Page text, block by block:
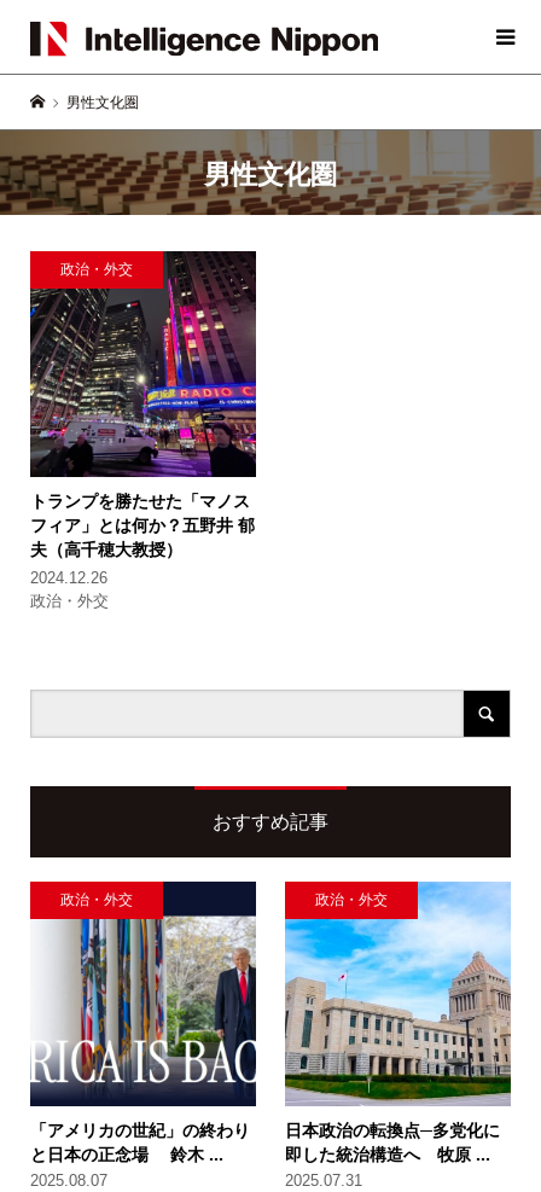
男性文化圏
男性文化圏
政治・外交
トランプを勝たせた「マノス
フィア」とは何か？五野井 郁
夫（高千穂大教授）
2024.12.26
政治・外交
おすすめ記事
政治・外交
「アメリカの世紀」の終わり
と日本の正念場 鈴木 ...
2025.08.07
政治・外交
日本政治の転換点─多党化に
即した統治構造へ 牧原 ...
2025.07.31